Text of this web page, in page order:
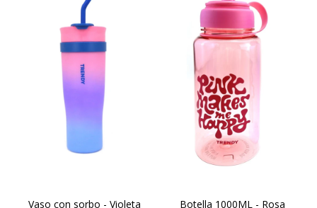
Vaso con sorbo - Violeta
Botella 1000ML - Rosa